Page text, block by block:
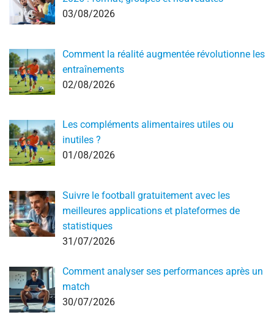
03/08/2026
Comment la réalité augmentée révolutionne les
entraînements
02/08/2026
Les compléments alimentaires utiles ou
inutiles ?
01/08/2026
Suivre le football gratuitement avec les
meilleures applications et plateformes de
statistiques
31/07/2026
Comment analyser ses performances après un
match
30/07/2026